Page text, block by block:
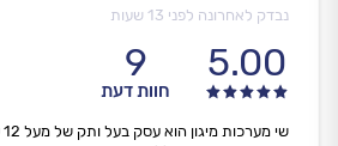
נבדק לאחרונה לפני 13 שעות
5.00
9
חוות דעת